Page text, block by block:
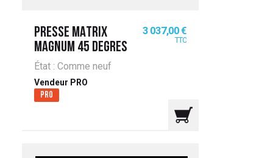
PRESSE MATRIX
MAGNUM 45 DEGRES
Prix
3 037,00 €
TTC
État : Comme neuf
Vendeur PRO
Pro